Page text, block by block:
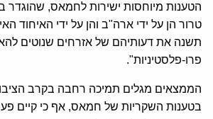
הטענות מיוחסות ישירות לחמאס, שהוגדר
טרור הן על ידי ארה"ב והן על ידי האיחוד
תשנה את דעותיהם של אזרחים שנוטים
פרו-פלסטיניות".
הממצאים מגלים תמיכה רחבה בקרב
בטענות השקריות של חמאס, אף כי קיים